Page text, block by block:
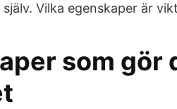
Vilka egenskaper är
som gör